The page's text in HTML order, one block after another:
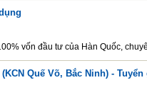
vốn đầu tư của Hàn Quốc,
Quế Võ, Bắc Ninh) -